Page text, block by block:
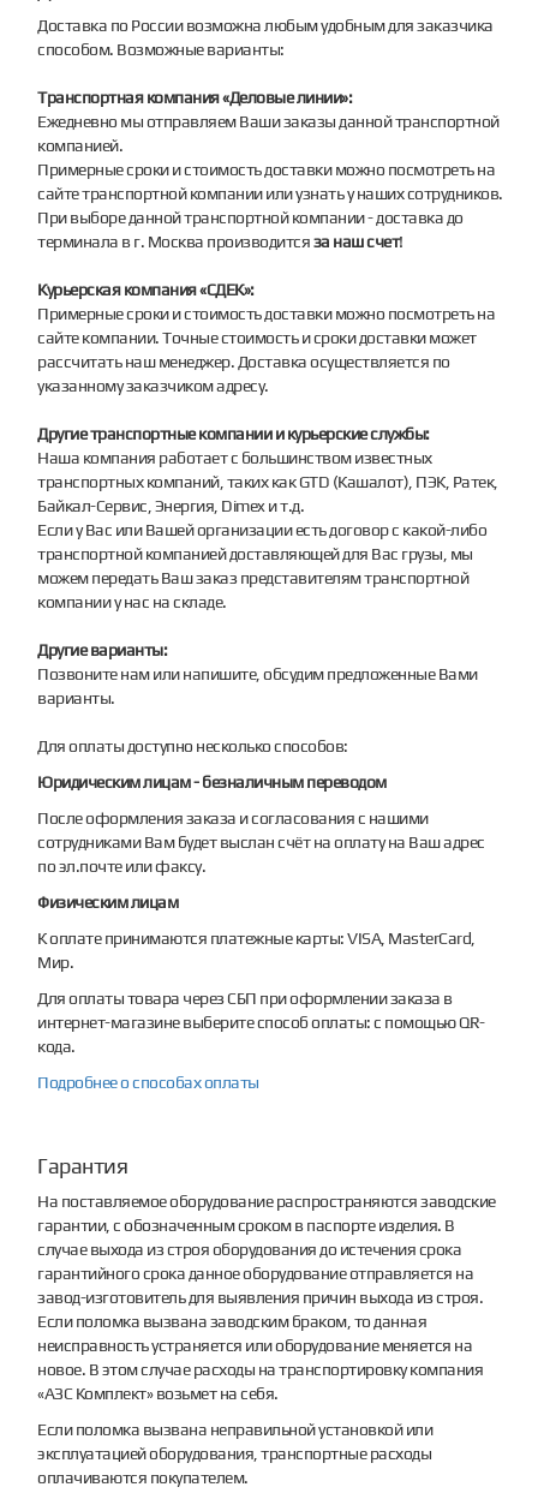
Доставка по России возможна любым удобным для заказчика
способом. Возможные варианты:
Транспортная компания «Деловые линии»:
Ежедневно мы отправляем Ваши заказы данной транспортной
компанией.
Примерные сроки и стоимость доставки можно посмотреть на
сайте транспортной компании или узнать у наших сотрудников.
При выборе данной транспортной компании - доставка до
терминала в г. Москва производитсяза наш счет!
Курьерская компания «СДЕК»:
Примерные сроки и стоимость доставки можно посмотреть на
сайте компании. Точные стоимость и сроки доставки может
рассчитать наш менеджер. Доставка осуществляется по
указанному заказчиком адресу.
Другие транспортные компании и курьерские службы:
Наша компания работает с большинством известных
транспортных компаний, таких как GTD (Кашалот), ПЭК, Ратек,
Байкал-Сервис, Энергия, Dimex и т.д.
Если у Вас или Вашей организации есть договор с какой-либо
транспортной компанией доставляющей для Вас грузы, мы
можем передать Ваш заказ представителям транспортной
компании у нас на складе.
Другие варианты:
Позвоните нам или напишите, обсудим предложенные Вами
варианты.
Для оплаты доступно несколько способов:
Юридическим лицам - безналичным переводом
После оформления заказа и согласования с нашими
сотрудниками Вам будет выслан счёт на оплату на Ваш адрес
по эл.почте или факсу.
Физическим лицам
К оплате принимаются платежные карты: VISA, MasterCard,
Мир.
Для оплаты товара через СБП при оформлении заказа в
интернет-магазине выберите способ оплаты: с помощью QR-
кода.
Подробнее о способах оплаты
Гарантия
На поставляемое оборудование распространяются заводские
гарантии, с обозначенным сроком в паспорте изделия. В
случае выхода из строя оборудования до истечения срока
гарантийного срока данное оборудование отправляется на
завод-изготовитель для выявления причин выхода из строя.
Если поломка вызвана заводским браком, то данная
неисправность устраняется или оборудование меняется на
новое. В этом случае расходы на транспортировку компания
«АЗС Комплект» возьмет на себя.
Если поломка вызвана неправильной установкой или
эксплуатацией оборудования, транспортные расходы
оплачиваются покупателем.